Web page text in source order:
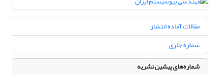
مقالات آماده انتشار
شماره جاری
شماره‌های پیشین نشریه